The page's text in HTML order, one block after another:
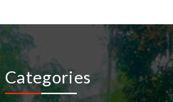
Categories